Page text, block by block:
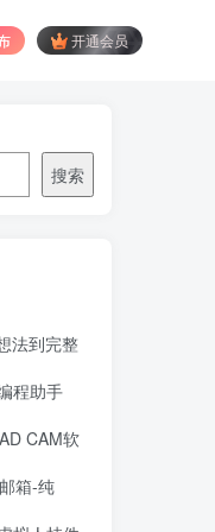
开通会员
搜索
法到完整
程助手
CAM软
箱-纯